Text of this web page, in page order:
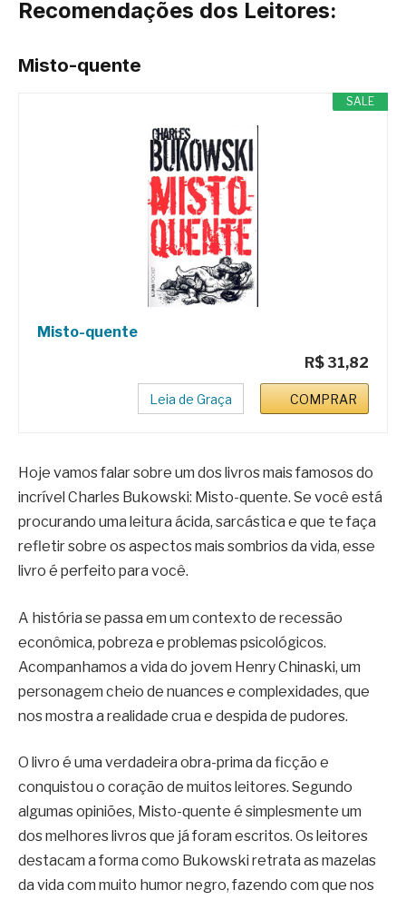
Recomendações dos Leitores:
Misto-quente
SALE
Misto-quente
R$ 31,82
Leia de Graça COMPRAR
Hoje vamos falar sobre um dos livros mais famosos do
incrível Charles Bukowski: Misto-quente. Se você está
procurando uma leitura ácida, sarcástica e que te faça
refletir sobre os aspectos mais sombrios da vida, esse
livro é perfeito para você.
A história se passa em um contexto de recessão
econômica, pobreza e problemas psicológicos.
Acompanhamos a vida do jovem Henry Chinaski, um
personagem cheio de nuances e complexidades, que
nos mostra a realidade crua e despida de pudores.
O livro é uma verdadeira obra-prima da ficção e
conquistou o coração de muitos leitores. Segundo
algumas opiniões, Misto-quente é simplesmente um
dos melhores livros que já foram escritos. Os leitores
destacam a forma como Bukowski retrata as mazelas
da vida com muito humor negro, fazendo com que nos